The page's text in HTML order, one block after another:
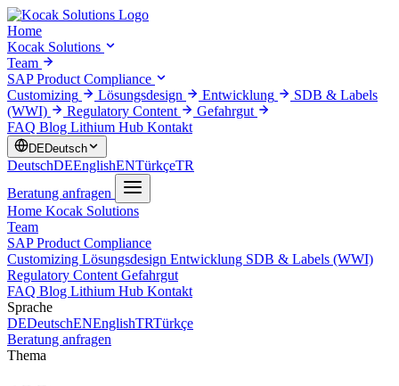
Home
Kocak Solutions
Team
SAP Product Compliance
Customizing
Lösungsdesign Entwicklung
SDB & Labels
(WWI)
Regulatory Content
Gefahrgut
FAQ Blog Lithium Hub Kontakt
DEDeutsch
DeutschDEEnglishENTürkçeTR
Beratung anfragen
Home Kocak Solutions
Team
SAP Product Compliance
Customizing Lösungsdesign Entwicklung SDB & Labels (WWI)
Regulatory Content Gefahrgut
FAQ Blog Lithium Hub Kontakt
Sprache
DEDeutschENEnglishTRTürkçe
Beratung anfragen
Thema